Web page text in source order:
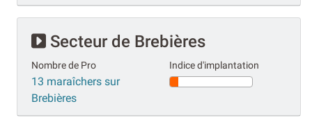
Secteur de Brebières
Nombre de Pro
13 maraîchers sur
Brebières
Indice d'implantation